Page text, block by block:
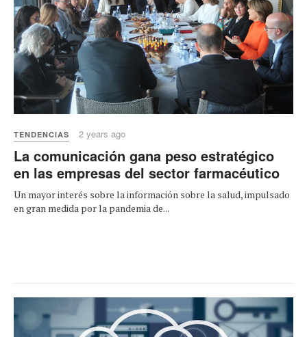
TENDENCIAS 2 years ago
La comunicación gana peso estratégico
en las empresas del sector farmacéutico
Un mayor interés sobre la información sobre la salud, impulsado
en gran medida por la pandemia de...